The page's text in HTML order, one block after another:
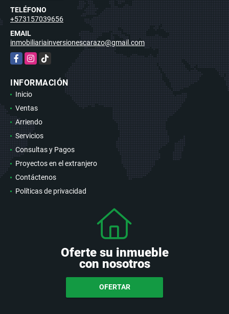
TELÉFONO
+573157039656
EMAIL
inmobiliariainversionescarazo@gmail.com
FacebookInstagram
TikTok
INFORMACIÓN
Inicio
Ventas
Arriendo
Servicios
Consultas y Pagos
Proyectos en el extranjero
Contáctenos
Políticas de privacidad
Oferte su inmueble
con nosotros
OFERTAR